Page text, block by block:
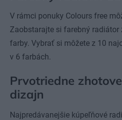
V rámci ponuky Colours free
Zaobstarajte si farebný radiátor
farby. Vybrať si môžete z 10
v 6 farbách.
Prvotriedne
dizajn
Najpredávanejšie kúpeľňové